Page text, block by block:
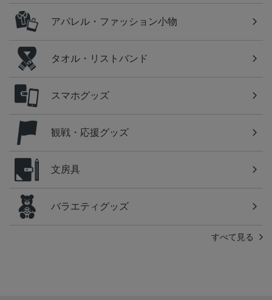
アパレル・ファッション小物
タオル・リストバンド
スマホグッズ
観戦・応援グッズ
文房具
バラエティグッズ
すべて見る